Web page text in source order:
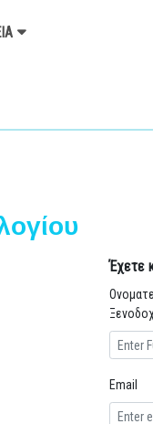
Έχετε
Email